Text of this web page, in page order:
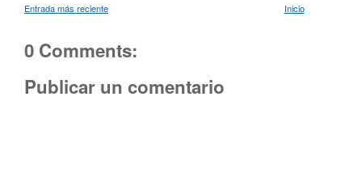
Entrada más reciente Inicio
0 Comments:
Publicar un comentario